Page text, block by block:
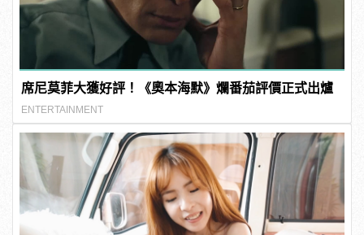
席尼莫菲大獲好評！《奧本海默》爛番茄評價正式出爐
ENTERTAINMENT